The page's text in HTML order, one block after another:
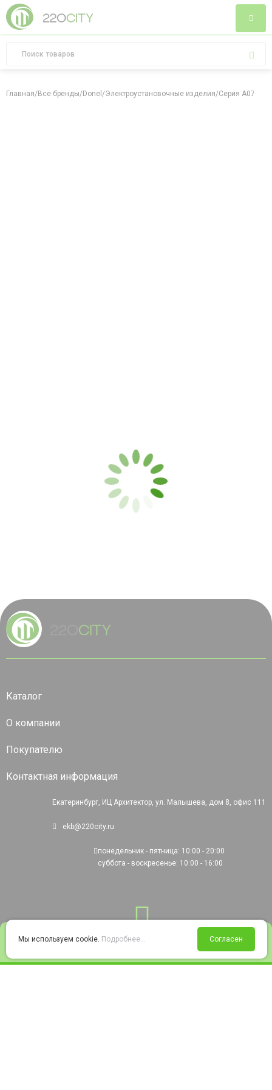
Войти Избранное Корзина
Главная/Все бренды/Donel /Электроустановочные изделия/Серия A07
Каталог
О компании
Покупателю
Контактная информация
Екатеринбург, ИЦ Архитектор, ул. Малышева, дом 8, офис 111
ekb@220city.ru
понедельник - пятница: 10:00 - 20:00
суббота - воскресенье: 10:00 - 16:00
Мы используем cookie. Подробнее... Согласен